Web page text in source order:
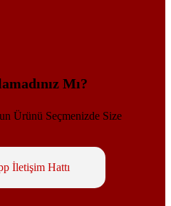
Mı?
Ürünü Seçmenizde Size
İletişim Hattı